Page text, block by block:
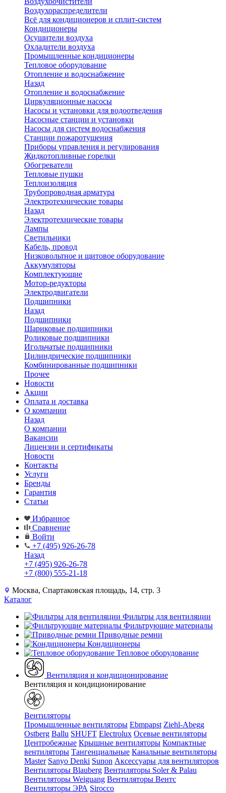
Воздухораспределители
Всё для кондиционеров и сплит-систем
Кондиционеры
Осушители воздуха
Охладители воздуха
Промышленные кондиционеры
Тепловое оборудование
Отопление и водоснабжение
Назад
Отопление и водоснабжение
Циркуляционные насосы
Насосы и установки для водоотведения
Насосные станции и установки
Насосы для систем водоснабжения
Станции пожаротушения
Приборы управления и регулирования
Жидкотопливные горелки
Обогреватели
Тепловые пушки
Теплоизоляция
Трубопроводная арматура
Электротехнические товары
Назад
Электротехнические товары
Лампы
Светильники
Кабель, провод
Низковольтное и щитовое оборудование
Аккумуляторы
Комплектующие
Мотор-редукторы
Электродвигатели
Подшипники
Назад
Подшипники
Шариковые подшипники
Роликовые подшипники
Игольчатые подшипники
Цилиндрические подшипники
Комбинированные подшипники
Прочее
Новости
Акции
Оплата и доставка
О компании
Назад
О компании
Вакансии
Лицензии и сертификаты
Новости
Контакты
Услуги
Бренды
Гарантия
Статьи
Избранное
Сравнение
Войти
+7 (495) 926-26-78
Назад
+7 (495) 926-26-78
+7 (800) 555-21-18
Москва, Спартаковская площадь, 14, стр. 3
Каталог
Фильтры для вентиляции
Фильтрующие материалы
Приводные ремни
Кондиционеры
Тепловое оборудование
Вентиляция и кондиционирование
Вентиляция и кондиционирование
Вентиляторы
Промышленные вентиляторы Ebmpapst Ziehl-Abegg
Ostberg Ballu SHUFT Electrolux Осевые вентиляторы
Центробежные Крышные вентиляторы Компактные
вентиляторы Тангенциальные Канальные вентиляторы
Master Sanyo Denki Sunon Аксессуары для вентиляторов
Вентиляторы Blauberg Вентиляторы Soler & Palau
Вентиляторы Weiguang Вентиляторы Вентс
Вентиляторы ЭРА Sirocco